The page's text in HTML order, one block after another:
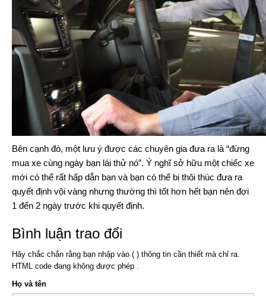
Bên cạnh đó, một lưu ý được các chuyên gia đưa ra là “đừng
mua xe cùng ngày bạn lái thử nó”. Ý nghĩ sở hữu một chiếc xe
mới có thể rất hấp dẫn bạn và bạn có thể bị thôi thúc đưa ra
quyết định vội vàng nhưng thường thì tốt hơn hết bạn nên đợi
1 đến 2 ngày trước khi quyết định.
Bình luận trao đổi
Hãy chắc chắn rằng bạn nhập vào ( ) thông tin cần thiết mà chỉ ra.
HTML code đang không được phép .
Họ và tên